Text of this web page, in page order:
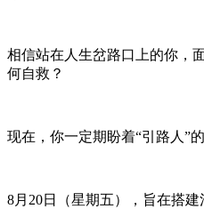
相信站在人生岔路口上的你，
何自救？
现在，你一定期盼着“引路人”的
8月20日（星期五），旨在搭